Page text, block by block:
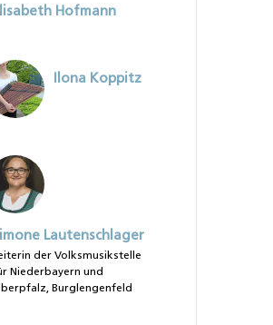
Hofmann
Ilona Koppitz
Lautenschlager
der Volksmusikstelle
Niederbayern und
Burglengenfeld